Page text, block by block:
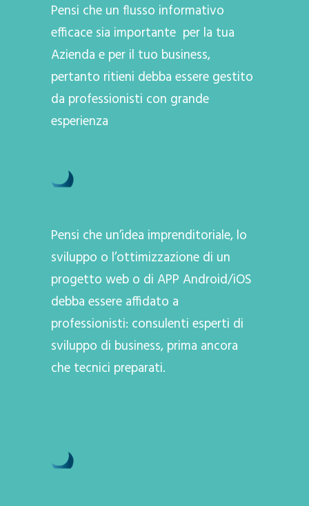
Pensi che un flusso informativo
efficace sia importante per la tua
Azienda e per il tuo business,
pertanto ritieni debba essere gestito
da professionisti con grande
esperienza
Pensi che un’idea imprenditoriale, lo
sviluppo o l’ottimizzazione di un
progetto web o di APP Android/iOS
debba essere affidato a
professionisti: consulenti esperti di
sviluppo di business, prima ancora
che tecnici preparati.